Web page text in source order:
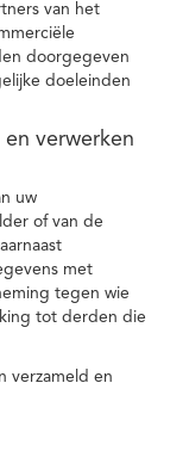
van het
doorgegeven
doeleinden
verwerken
uw
of van de
met
tegen wie
tot derden die
verzameld en